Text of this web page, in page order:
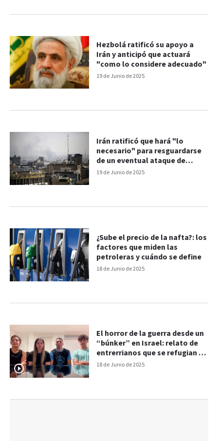
19 de Junio de 2025
Hezbolá ratificó su apoyo a
Irán y anticipó que actuará
"como lo considere adecuado"
19 de Junio de 2025
Irán ratificó que hará "lo
necesario" para resguardarse
de un eventual ataque de
Estados Unidos
18 de Junio de 2025
¿Sube el precio de la nafta?: los
factores que miden las
petroleras y cuándo se define
18 de Junio de 2025
El horror de la guerra desde un
“búnker” en Israel: relato de
entrerrianos que se refugian de
los bombardeos